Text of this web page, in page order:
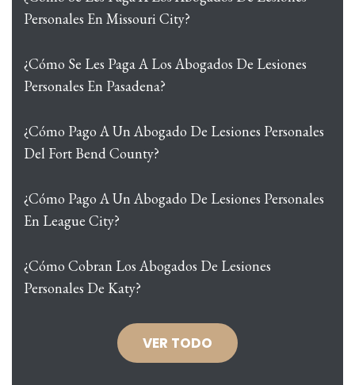
Personales En Missouri City?
¿Cómo Se Les Paga A Los Abogados De Lesiones
Personales En Pasadena?
¿Cómo Pago A Un Abogado De Lesiones Personales
Del Fort Bend County?
¿Cómo Pago A Un Abogado De Lesiones Personales
En League City?
¿Cómo Cobran Los Abogados De Lesiones
Personales De Katy?
VER TODO